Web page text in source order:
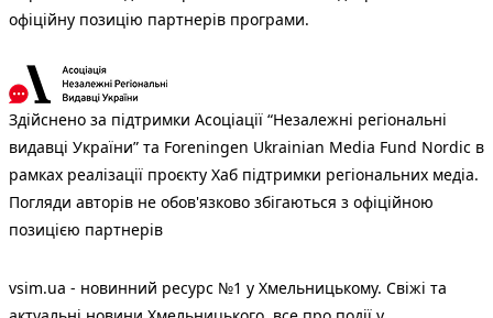
офіційну позицію партнерів програми.
Здійснено за підтримки Асоціації “Незалежні регіональні
видавці України” та Foreningen Ukrainian Media Fund Nordic в
рамках реалізації проєкту Хаб підтримки регіональних медіа.
Погляди авторів не обов'язково збігаються з офіційною
позицією партнерів
vsim.ua - новинний ресурс №1 у Хмельницькому. Свіжі та